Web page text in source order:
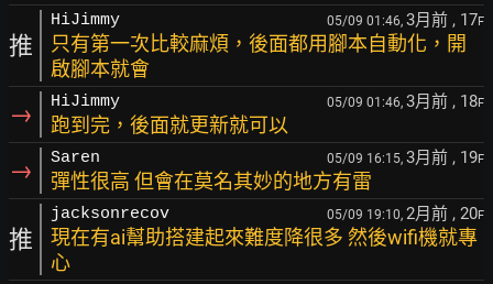
推
HiJimmy 05/09 01:46, 3月前 , 17F
只有第一次比較麻煩，後面都用腳本自動化，開
啟腳本就會
→ HiJimmy 05/09 01:46, 3月前 , 18F
跑到完，後面就更新就可以
→ Saren 05/09 16:15, 3月前 , 19F
彈性很高 但會在莫名其妙的地方有雷
推
jacksonrecov 05/09 19:10, 2月前 , 20F
現在有ai幫助搭建起來難度降很多 然後wifi機就專
心